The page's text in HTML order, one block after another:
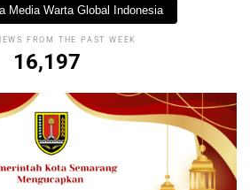
Media Warta Global Indonesia
FROM THE PAST WEEK
16,197